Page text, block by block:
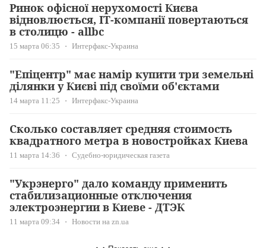
Ринок офісної нерухомості Києва
відновлюється, IT-компанії повертаються
в столицю - allbc
15 марта 06:35 Интерфакс-Украина
"Епіцентр" має намір купити три земельні
ділянки у Києві під своїми об'єктами
14 марта 11:25 Интерфакс-Украина
Сколько составляет средняя стоимость
квадратного метра в новостройках Киева
11 марта 14:36 Судебно-юридическая газета
"Укрэнерго" дало команду применить
стабилизационные отключения
электроэнергии в Киеве - ДТЭК
11 марта 09:34 Новости на zn.ua